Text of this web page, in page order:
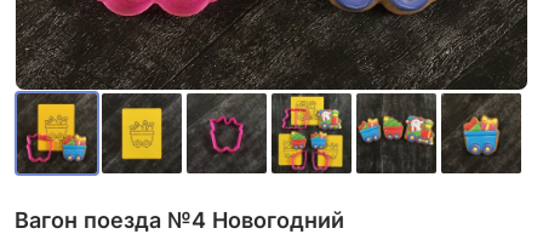
Вагон поезда №4 Новогодний